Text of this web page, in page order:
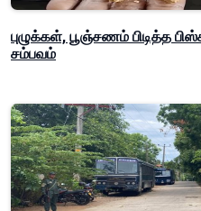
புழுக்கள், பூஞ்சணம் பிடித்த
சம்பவம்